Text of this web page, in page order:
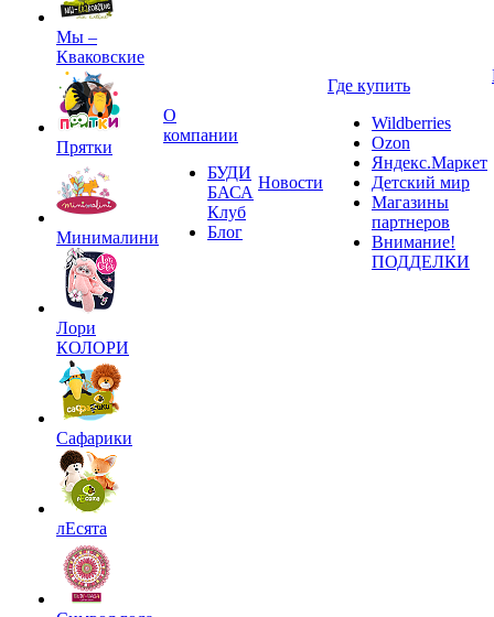
Мы –
Кваковские
Прятки
Минималини
Лори
КОЛОРИ
Сафарики
лЕсята
О
компании
БУДИ
БАСА
Клуб
Блог
Новости
Где купить
Wildberries
Ozon
Яндекс.Маркет
Детский мир
Магазины
партнеров
Внимание!
ПОДДЕЛКИ